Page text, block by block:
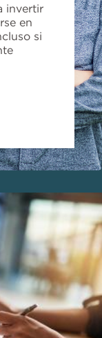
invertir
en
si